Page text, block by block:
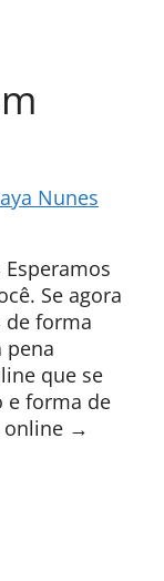
Nunes
Se agora
de forma
pena
que se
e forma de
online →